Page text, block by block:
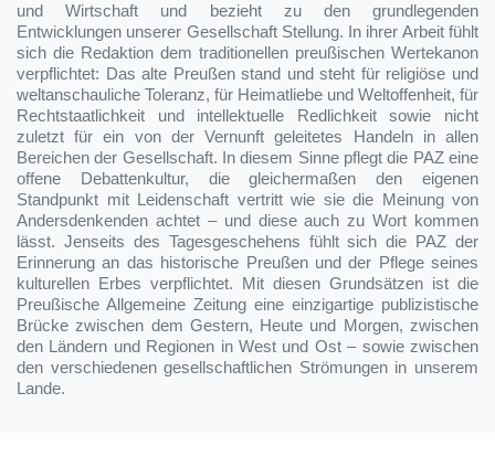
und Wirtschaft und bezieht zu den grundlegenden
Entwicklungen unserer Gesellschaft Stellung. In ihrer Arbeit fühlt
sich die Redaktion dem traditionellen preußischen Wertekanon
verpflichtet: Das alte Preußen stand und steht für religiöse und
weltanschauliche Toleranz, für Heimatliebe und Weltoffenheit, für
Rechtstaatlichkeit und intellektuelle Redlichkeit sowie nicht
zuletzt für ein von der Vernunft geleitetes Handeln in allen
Bereichen der Gesellschaft. In diesem Sinne pflegt die PAZ eine
offene Debattenkultur, die gleichermaßen den eigenen
Standpunkt mit Leidenschaft vertritt wie sie die Meinung von
Andersdenkenden achtet – und diese auch zu Wort kommen
lässt. Jenseits des Tagesgeschehens fühlt sich die PAZ der
Erinnerung an das historische Preußen und der Pflege seines
kulturellen Erbes verpflichtet. Mit diesen Grundsätzen ist die
Preußische Allgemeine Zeitung eine einzigartige publizistische
Brücke zwischen dem Gestern, Heute und Morgen, zwischen
den Ländern und Regionen in West und Ost – sowie zwischen
den verschiedenen gesellschaftlichen Strömungen in unserem
Lande.